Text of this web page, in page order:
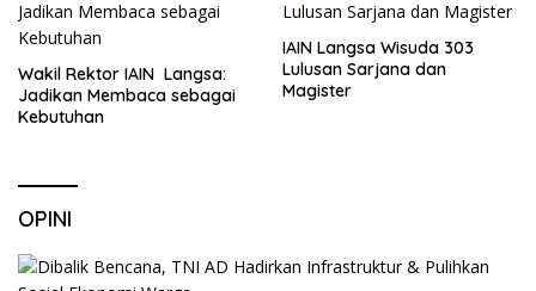
Wakil Rektor IAIN Langsa:
Jadikan Membaca sebagai
Kebutuhan
IAIN Langsa Wisuda 303
Lulusan Sarjana dan
Magister
OPINI